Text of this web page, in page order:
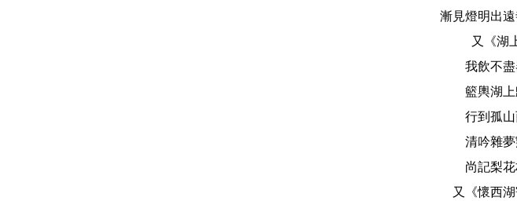
漸見燈明出遠
又《湖
我飲不盡
籃輿湖上
行到孤山
清吟雜夢
尚記梨花
又《懷西